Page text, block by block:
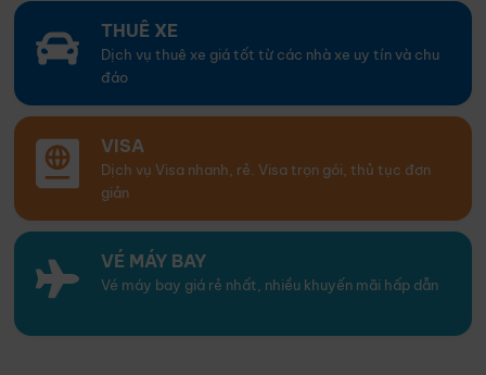
THUÊ XE
Dịch vụ thuê xe giá tốt từ các nhà xe uy tín và chu
đáo
VISA
Dịch vụ Visa nhanh, rẻ. Visa trọn gói, thủ tục đơn
giản
VÉ MÁY BAY
Vé máy bay giá rẻ nhất, nhiều khuyến mãi hấp dẫn